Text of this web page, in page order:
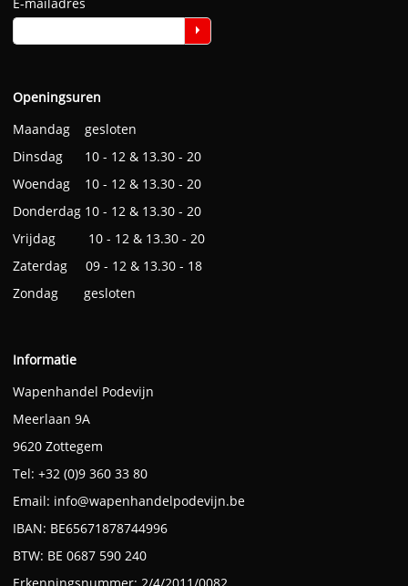
Openingsuren
Maandag gesloten
Dinsdag 10 - 12 & 13.30 - 20
Woendag 10 - 12 & 13.30 - 20
Donderdag 10 - 12 & 13.30 - 20
Vrijdag 10 - 12 & 13.30 - 20
Zaterdag 09 - 12 & 13.30 - 18
Zondag gesloten
Informatie
Wapenhandel Podevijn
Meerlaan 9A
9620 Zottegem
Tel: +32 (0)9 360 33 80
Email: info@wapenhandelpodevijn.be
IBAN: BE65671878744996
BTW: BE 0687 590 240
Erkenningsnummer: 2/4/2011/0082